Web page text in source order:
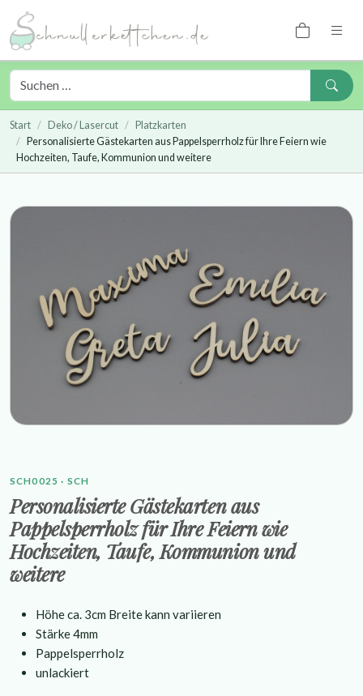
Start Deko / Lasercut
Platzkarten
Personalisierte Gästekarten aus Pappelsperrholz für Ihre Feiern wie
Hochzeiten, Taufe, Kommunion und weitere
SCH0025 · SCH
Personalisierte Gästekarten aus
Pappelsperrholz für Ihre Feiern wie
Hochzeiten, Taufe, Kommunion und
weitere
Höhe ca. 3cm Breite kann variieren
Stärke 4mm
Pappelsperrholz
unlackiert